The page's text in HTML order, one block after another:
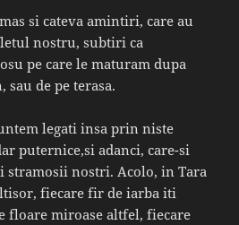
si cateva amintiri, care au
nostru, subtiri ca
pe care le maturam dupa
sau de pe terasa.
legati insa prin niste
puternice,si adanci, care-si
stramosii nostri. Acolo, in Tara
fiecare fir de iarba iti
floare miroase altfel, fiecare